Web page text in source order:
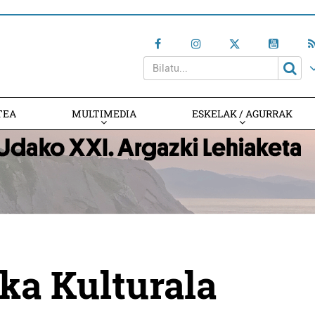
MULTIMEDIA ESKELAK / AGURRAK
Kulturala